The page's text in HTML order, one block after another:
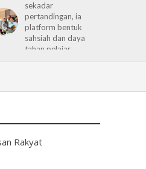
sekadar
pertandingan, ia
platform bentuk
sahsiah dan daya
tahan pelajar
Rakyat